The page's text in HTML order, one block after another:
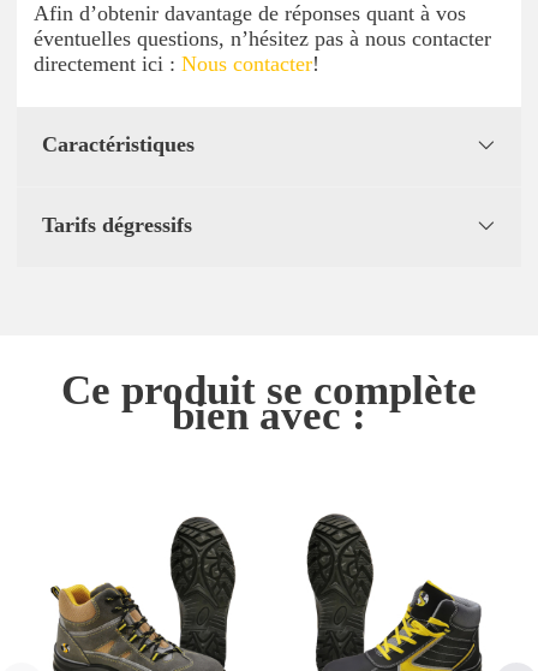
Afin d’obtenir davantage de réponses quant à vos
éventuelles questions, n’hésitez pas à nous contacter
directement ici : Nous contacter!
Caractéristiques
Tarifs dégressifs
Ce produit se complète
bien avec :